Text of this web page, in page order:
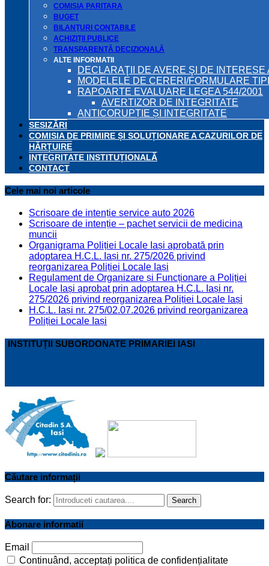
COMISIA PARITARA
BUGET
BILANŢURI CONTABILE
ACHIZIȚII PUBLICE
TRANSPARENȚĂ DECIZIONALĂ
ALTE INFORMATII
DECLARAŢII DE AVERE ŞI DE
MODELELE DE CERERI/FORMULARE
RAPOARTE EVALUARE LEGEA 544/2001
AVERTIZOR DE INTEGRITATE
ANTICORUPȚIE ȘI INTEGRITATE
SESIZĂRI
COMISIA DE PRIMIRE ȘI SOLUȚIONARE A CAZURILOR DE
HĂRȚUIRE
INTEGRITATE INSTITUȚIONALĂ
CONTACT
Cele mai noi articole
Scrisoare de intenție service auto 2026
Scrisoare de intenție – pachet servicii de medicina
muncii
Organigrama Poliției Locale Iași aprobată prin
adoptarea H.C.L. Iași nr. 275/2026 privind
reorganizarea Poliției Locale Iași
Regulament de Organizare și Funcționare a Poliției
Locale Iași aprobat prin adoptarea H.C.L. Iași nr.
275/2026 privind reorganizarea Poliției Locale Iași
H.C.L. Iași nr. 275/02.07.2026 privind reorganizarea
Poliției Locale Iași
INSTITUȚII SUBORDONATE PRIMARIEI IASI
Căutare informații
Search for: Search
Abonare informatii
Email
Continuând, acceptați politica de confidențialitate